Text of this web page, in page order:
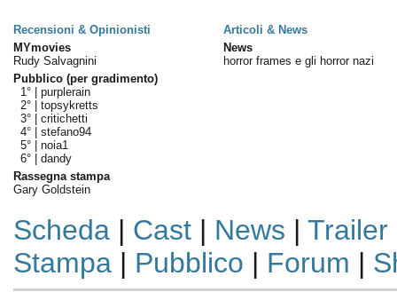
Recensioni & Opinionisti
Articoli & News
MYmovies
Rudy Salvagnini
Pubblico (per gradimento)
1° | purplerain
2° | topsykretts
3° | critichetti
4° | stefano94
5° | noia1
6° | dandy
Rassegna stampa
Gary Goldstein
News
horror frames e gli horror nazi
Scheda| Cast| News | Trailer
Stampa| Pubblico | Forum |